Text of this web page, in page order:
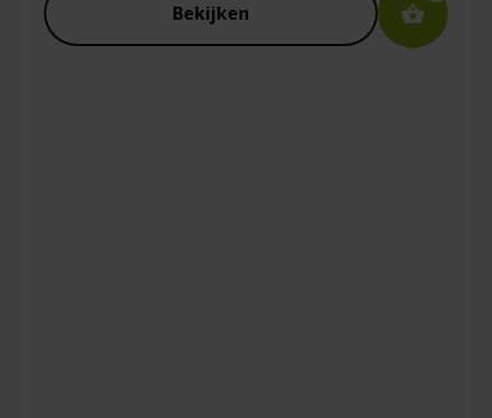
Bekijken